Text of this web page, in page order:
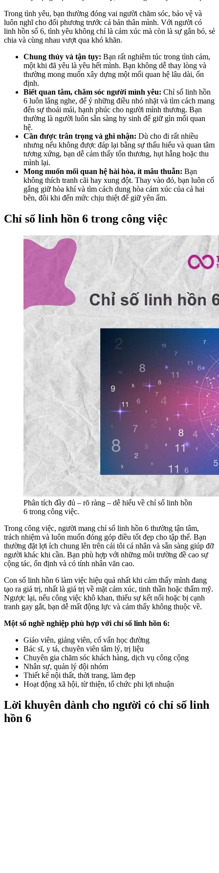
Trong tình yêu, bạn thường đóng vai người chăm sóc, bảo vệ và
luôn nghĩ cho đối phương trước cả bản thân mình. Với người có
linh hồn số 6, tình yêu không chỉ là cảm xúc mà còn là sự gắn bó, sẻ
chia và cùng nhau vượt qua khó khăn.
Chung thủy và tận tụy: Bạn rất nghiêm túc trong tình cảm,
một khi đã yêu là yêu hết mình. Bạn không dễ thay lòng và
thường mong muốn xây dựng một mối quan hệ lâu dài, ổn
định.
Biết quan tâm, chăm sóc người mình yêu: Chỉ số linh hồn
6 luôn lắng nghe, để ý những điều nhỏ nhặt và tìm cách mang
đến sự thoải mái, hạnh phúc cho người mình thương. Bạn
thường là người luôn sẵn sàng hy sinh để giữ gìn mối quan
hệ.
Cần được trân trọng và ghi nhận: Dù cho đi rất nhiều
nhưng nếu không được đáp lại bằng sự thấu hiểu và quan tâm
tương xứng, bạn dễ cảm thấy tổn thương, hụt hẫng hoặc thu
mình lại.
Mong muốn mối quan hệ hài hòa, ít mâu thuẫn: Bạn
không thích tranh cãi hay xung đột. Thay vào đó, bạn luôn cố
gắng giữ hòa khí và tìm cách dung hòa cảm xúc của cả hai
bên, đôi khi đến mức chịu thiệt để giữ yên ấm.
Chỉ số linh hồn 6 trong công việc
Phân tích đầy đủ – rõ ràng – dễ hiểu về chỉ số linh hồn
6 trong công việc.
Trong công việc, người mang chỉ số linh hồn 6 thường tận tâm,
trách nhiệm và luôn muốn đóng góp điều tốt đẹp cho tập thể. Bạn
thường đặt lợi ích chung lên trên cái tôi cá nhân và sẵn sàng giúp đỡ
người khác khi cần. Bạn phù hợp với những môi trường đề cao sự
cộng tác, ổn định và có tính nhân văn cao.
Con số linh hồn 6 làm việc hiệu quả nhất khi cảm thấy mình đang
tạo ra giá trị, nhất là giá trị về mặt cảm xúc, tinh thần hoặc thẩm mỹ.
Ngược lại, nếu công việc khô khan, thiếu sự kết nối hoặc bị cạnh
tranh gay gắt, bạn dễ mất động lực và cảm thấy không thuộc về.
Một số nghề nghiệp phù hợp với chỉ số linh hồn 6:
Giáo viên, giảng viên, cố vấn học đường
Bác sĩ, y tá, chuyên viên tâm lý, trị liệu
Chuyên gia chăm sóc khách hàng, dịch vụ công cộng
Nhân sự, quản lý đội nhóm
Thiết kế nội thất, thời trang, làm đẹp
Hoạt động xã hội, từ thiện, tổ chức phi lợi nhuận
Lời khuyên dành cho người có chỉ số linh
hồn 6